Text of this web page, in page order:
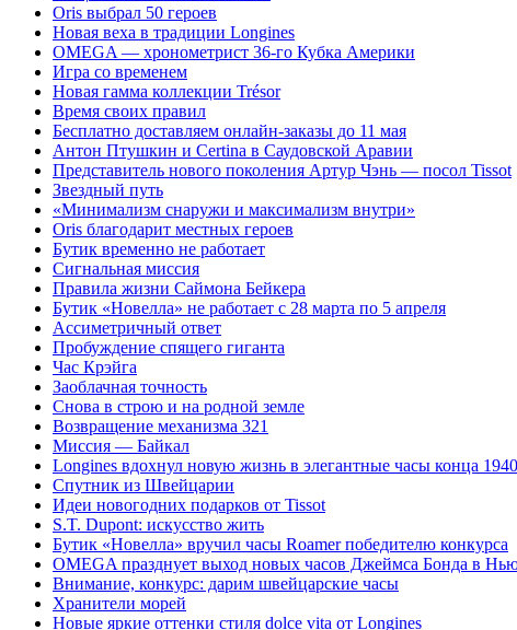
Oris выбрал 50 героев
Новая веха в традиции Longines
OMEGA — хронометрист 36-го Кубка Америки
Игра со временем
Новая гамма коллекции Trésor
Время своих правил
Бесплатно доставляем онлайн-заказы до 11 мая
Антон Птушкин и Certina в Саудовской Аравии
Представитель нового поколения Артур Чэнь — посол Tissot
Звездный путь
«Минимализм снаружи и максимализм внутри»
Oris благодарит местных героев
Бутик временно не работает
Сигнальная миссия
Правила жизни Саймона Бейкера
Бутик «Новелла» не работает с 28 марта по 5 апреля
Ассиметричный ответ
Пробуждение спящего гиганта
Час Крэйга
Заоблачная точность
Снова в строю и на родной земле
Возвращение механизма 321
Миссия — Байкал
Longines вдохнул новую жизнь в элегантные часы конца
Спутник из Швейцарии
Идеи новогодних подарков от Tissot
S.T. Dupont: искусство жить
Бутик «Новелла» вручил часы Roamer победителю конкурса
OMEGA празднует выход новых часов Джеймса Бонда в
Внимание, конкурс: дарим швейцарские часы
Хранители морей
Новые яркие оттенки стиля dolce vita от Longines